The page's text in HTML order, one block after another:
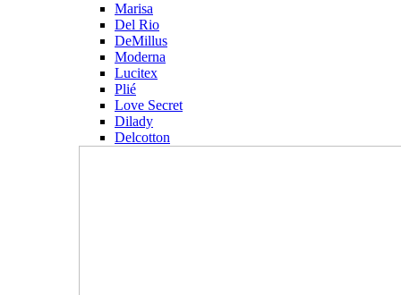
Marisa
Del Rio
DeMillus
Moderna
Lucitex
Plié
Love Secret
Dilady
Delcotton